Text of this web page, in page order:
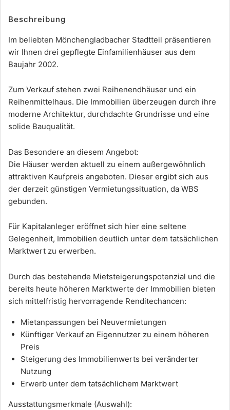
Beschreibung
Im beliebten Mönchengladbacher Stadtteil präsentieren
wir Ihnen drei gepflegte Einfamilienhäuser aus dem
Baujahr 2002.
Zum Verkauf stehen zwei Reihenendhäuser und ein
Reihenmittelhaus. Die Immobilien überzeugen durch ihre
moderne Architektur, durchdachte Grundrisse und eine
solide Bauqualität.
Das Besondere an diesem Angebot:
Die Häuser werden aktuell zu einem außergewöhnlich
attraktiven Kaufpreis angeboten. Dieser ergibt sich aus
der derzeit günstigen Vermietungssituation, da WBS
gebunden.
Für Kapitalanleger eröffnet sich hier eine seltene
Gelegenheit, Immobilien deutlich unter dem tatsächlichen
Marktwert zu erwerben.
Durch das bestehende Mietsteigerungspotenzial und die
bereits heute höheren Marktwerte der Immobilien bieten
sich mittelfristig hervorragende Renditechancen:
Mietanpassungen bei Neuvermietungen
Künftiger Verkauf an Eigennutzer zu einem höheren
Preis
Steigerung des Immobilienwerts bei veränderter
Nutzung
Erwerb unter dem tatsächlichem Marktwert
Ausstattungsmerkmale (Auswahl):